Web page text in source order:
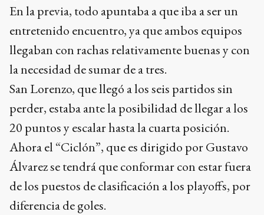
En la previa, todo apuntaba a que iba a ser un
entretenido encuentro, ya que ambos equipos
llegaban con rachas relativamente buenas y con
la necesidad de sumar de a tres.
San Lorenzo, que llegó a los seis partidos sin
perder, estaba ante la posibilidad de llegar a los
20 puntos y escalar hasta la cuarta posición.
Ahora el “Ciclón”, que es dirigido por Gustavo
Álvarez se tendrá que conformar con estar fuera
de los puestos de clasificación a los playoffs, por
diferencia de goles.